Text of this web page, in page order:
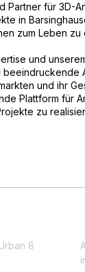
Partner für 3D-
in
zum Leben zu
und
beeindruckende
und ihr
Plattform für
zu
8